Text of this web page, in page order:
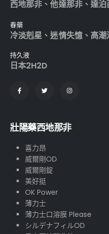
西地那非 、他達那非、 達泊
春藥
冷淡剋星 、迷情失憶、 高潮
持久液
日本2H2D
壯陽藥西地那非
喜力昂
威爾剛OD
威爾剛錠
美好挺
OK Power
薄力士
薄力士口溶膜 Please
シルデナフィルOD